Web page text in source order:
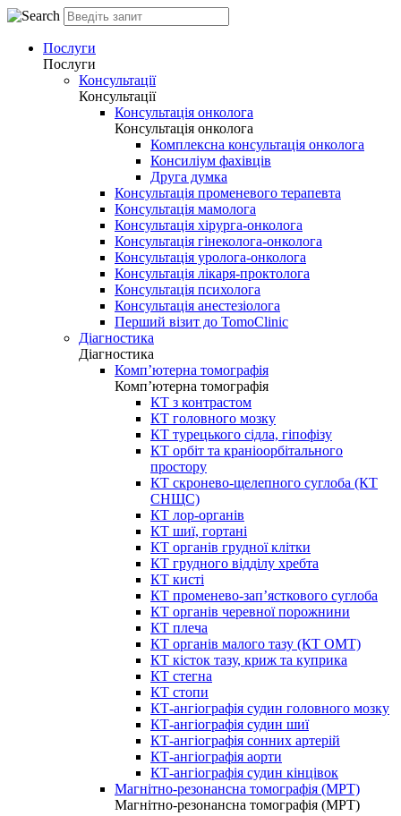
Послуги
Послуги
Консультації
Консультації
Консультація онколога
Консультація онколога
Комплексна консультація онколога
Консиліум фахівців
Друга думка
Консультація променевого терапевта
Консультація мамолога
Консультація хірурга-онколога
Консультація гінеколога-онколога
Консультація уролога-онколога
Консультація лікаря-проктолога
Консультація психолога
Консультація анестезіолога
Перший візит до TomoClinic
Діагностика
Діагностика
Комп’ютерна томографія
Комп’ютерна томографія
КТ з контрастом
КТ головного мозку
КТ турецького сідла, гіпофізу
КТ орбіт та краніоорбітального
простору
КТ скронево-щелепного суглоба (КТ
СНЩС)
КТ лор-органів
КТ шиї, гортані
КТ органів грудної клітки
КТ грудного відділу хребта
КТ кисті
КТ променево-зап’ясткового суглоба
КТ органів черевної порожнини
КТ плеча
КТ органів малого тазу (КТ ОМТ)
КТ кісток тазу, криж та куприка
КТ стегна
КТ стопи
КТ-ангіографія судин головного мозку
КТ-ангіографія судин шиї
КТ-ангіографія сонних артерій
КТ-ангіографія аорти
КТ-ангіографія судин кінцівок
Магнітно-резонансна томографія (МРТ)
Магнітно-резонансна томографія (МРТ)